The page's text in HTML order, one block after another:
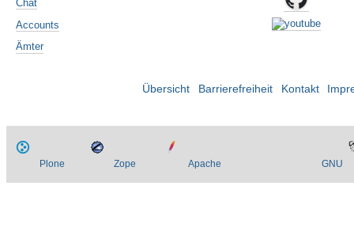
Chat
Accounts
Ämter
Übersicht Barrierefreiheit Kontakt
Plone Zope Apache GNU